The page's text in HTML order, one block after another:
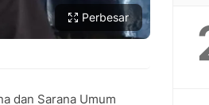
Perbesar
dan Sarana Umum